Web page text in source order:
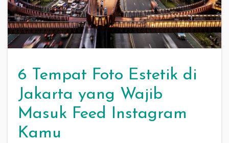
6 Tempat Foto Estetik di
Jakarta yang Wajib
Masuk Feed Instagram
Kamu